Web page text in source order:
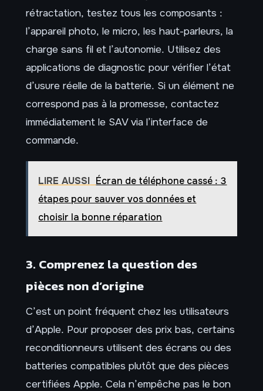
rétractation, testez tous les composants :
l’appareil photo, le micro, les haut-parleurs, la
charge sans fil et l’autonomie. Utilisez des
applications de diagnostic pour vérifier l’état
d’usure réelle de la batterie. Si un élément ne
correspond pas à la promesse, contactez
immédiatement le SAV via l’interface de
commande.
LIRE AUSSI Écran de téléphone cassé : 3
étapes pour sauver vos données et
choisir la bonne réparation
3. Comprenez la question des
pièces non d’origine
C’est un point fréquent chez les utilisateurs
d’Apple. Pour proposer des prix bas, certains
reconditionneurs utilisent des écrans ou des
batteries compatibles plutôt que des pièces
certifiées Apple. Cela n’empêche pas le bon